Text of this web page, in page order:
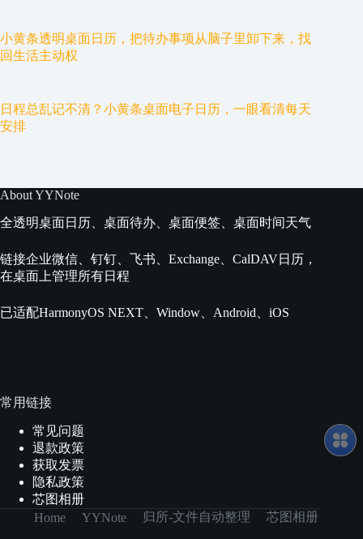
小黄条透明桌面日历，把待办事项从脑子里卸下来，找
回生活主动权
日程总乱记不清？小黄条桌面电子日历，一眼看清每天
安排
About YYNote
全透明桌面日历、桌面待办、桌面便签、桌面时间天气
链接企业微信、钉钉、飞书、Exchange、CalDAV日历，
在桌面上管理所有日程
已适配HarmonyOS NEXT、Window、Android、iOS
常用链接
常见问题
退款政策
获取发票
隐私政策
芯图相册
Home
YYNote 归所-文件自动整理 芯图相册